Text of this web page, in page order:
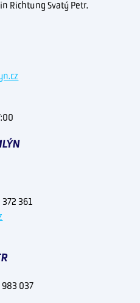
Richtung Svatý Petr.
361
983 037